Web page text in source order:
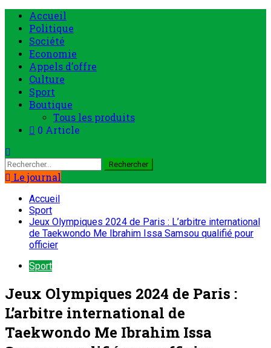
Accueil
Politique
Société
Economie
Appels d’offre
Culture
Sport
Boutique
Tous les produits
0 Article
Le journal
Accueil
Sport
Jeux Olympiques 2024 de Paris : L’arbitre international
de Taekwondo Me Ibrahim Issa Samsou qualifié pour
officier
Sport
Jeux Olympiques 2024 de Paris :
L’arbitre international de
Taekwondo Me Ibrahim Issa